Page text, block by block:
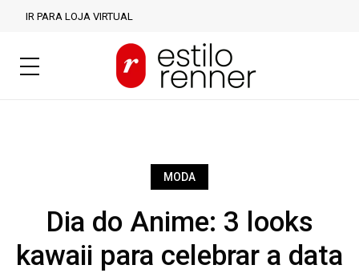
IR PARA LOJA VIRTUAL
MODA
Dia do Anime: 3 looks
kawaii para celebrar a data